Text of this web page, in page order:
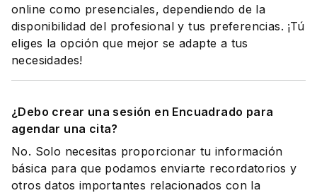
online como presenciales, dependiendo de la
disponibilidad del profesional y tus preferencias. ¡Tú
eliges la opción que mejor se adapte a tus
necesidades!
¿Debo crear una sesión en Encuadrado para
agendar una cita?
No. Solo necesitas proporcionar tu información
básica para que podamos enviarte recordatorios y
otros datos importantes relacionados con la